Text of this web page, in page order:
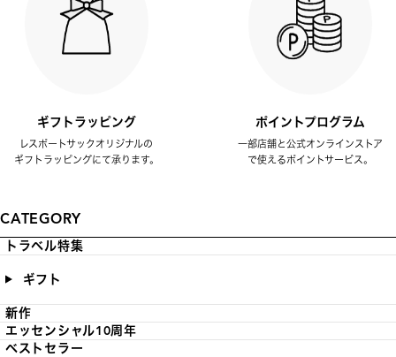
ギフトラッピング
レスポートサックオリジナルの
ギフトラッピングにて承ります。
ポイントプログラム
一部店舗と公式オンラインストア
で使えるポイントサービス。
CATEGORY
トラベル特集
ギフト
新作
エッセンシャル10周年
ベストセラー